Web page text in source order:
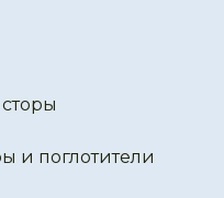
и поглотители